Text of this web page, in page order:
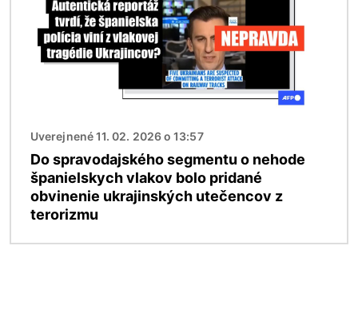
Uverejnené 11. 02. 2026 o 13:57
Do spravodajského segmentu o nehode
španielskych vlakov bolo pridané
obvinenie ukrajinských utečencov z
terorizmu